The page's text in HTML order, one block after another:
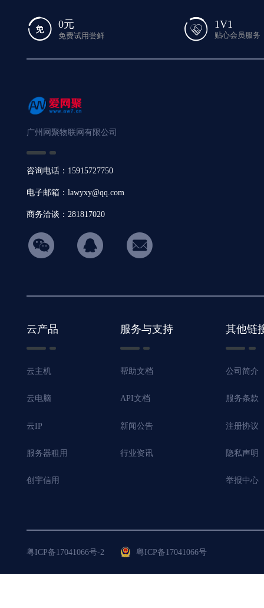
0元
免费试用尝鲜
1V1
贴心会员服务
广州网聚物联网有限公司
咨询电话：15915727750
电子邮箱：lawyxy@qq.com
商务洽谈：281817020
hicon34
云产品
云主机
云电脑
云IP
服务器租用
创宇信用
服务与支持
帮助文档
API文档
新闻公告
行业资讯
其他链
公司简介
服务条款
注册协议
隐私声明
举报中心
粤ICP备17041066号-2 粤ICP备17041066号